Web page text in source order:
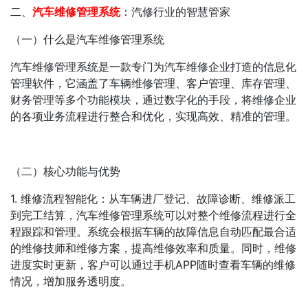
二、 汽车维修管理系统：汽修行业的智慧管家
（一）什么是汽车维修管理系统
汽车维修管理系统是一款专门为汽车维修企业打造的信息化
管理软件，它涵盖了车辆维修管理、客户管理、库存管理、
财务管理等多个功能模块，通过数字化的手段，将维修企业
的各项业务流程进行整合和优化，实现高效、精准的管理。
（二）核心功能与优势
1. 维修流程智能化：从车辆进厂登记、故障诊断、维修派工
到完工结算，汽车维修管理系统可以对整个维修流程进行全
程跟踪和管理。系统会根据车辆的故障信息自动匹配最合适
的维修技师和维修方案，提高维修效率和质量。同时，维修
进度实时更新，客户可以通过手机APP随时查看车辆的维修
情况，增加服务透明度。